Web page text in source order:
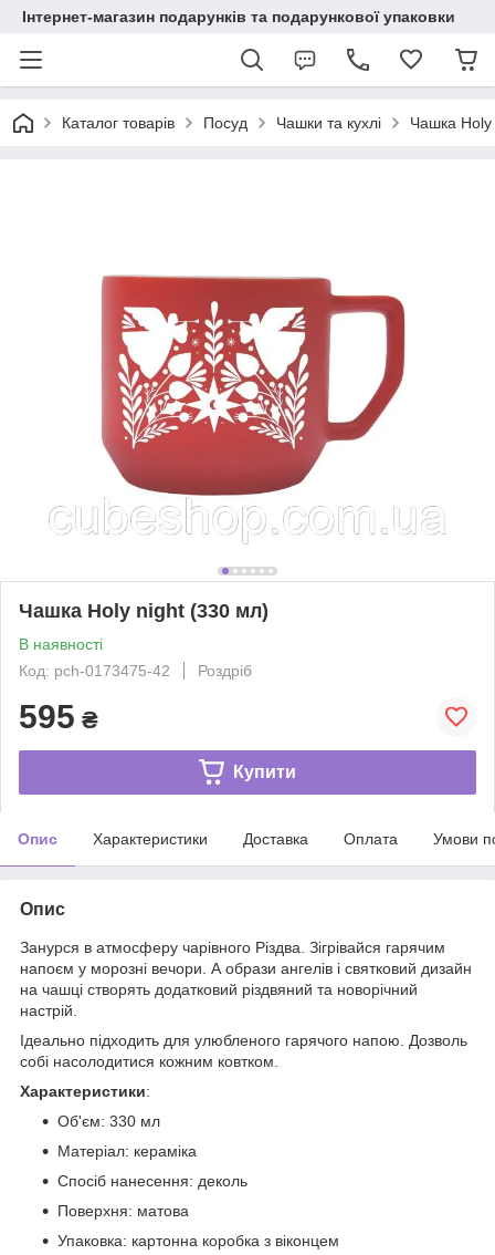
Інтернет-магазин подарунків та подарункової упаковки
Каталог товарів Посуд Чашки та кухлі Чашка
Чашка Holy night (330 мл)
В наявності
Код: pch-0173475-42
Роздріб
595 ₴
Купити
Опис Характеристики Доставка Оплата Умови
Опис
Занурся в атмосферу чарівного Різдва. Зігрівайся гарячим
напоєм у морозні вечори. А образи ангелів і святковий дизайн
на чашці створять додатковий різдвяний та новорічний
настрій.
Ідеально підходить для улюбленого гарячого напою. Дозволь
собі насолодитися кожним ковтком.
Характеристики:
Об'єм: 330 мл
Матеріал: кераміка
Спосіб нанесення: деколь
Поверхня: матова
Упаковка: картонна коробка з віконцем